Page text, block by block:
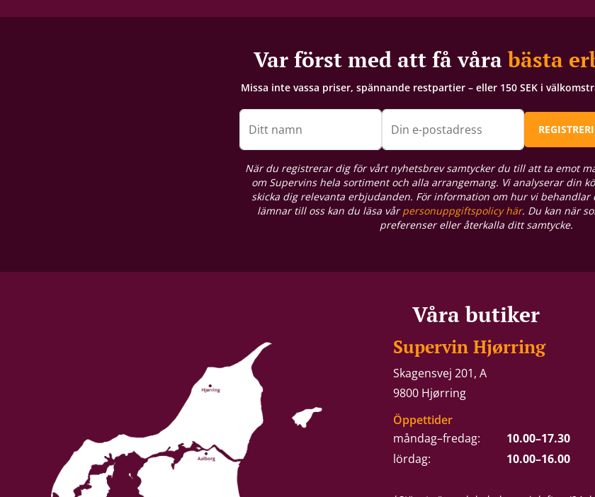
Syrainnehåll
Var först med att få vårabästa
Missa inte vassa priser, spännande restpartier – eller 150 SEK i
Ditt namn Din e-postadress
När du registrerar dig för vårt nyhetsbrev samtycker du till att ta emot
om Supervins hela sortiment och alla arrangemang. Vi analyserar din
skicka dig relevanta erbjudanden. För information om hur vi
lämnar till oss kan du läsa vårpersonuppgiftspolicy här. Du kan när
preferenser eller återkalla ditt samtycke.
Våra butiker
Supervin Hjørring
Skagensvej 201, A
9800 Hjørring
Öppettider
måndag–fredag:
10.00–17.30
lördag:
10.00–16.00